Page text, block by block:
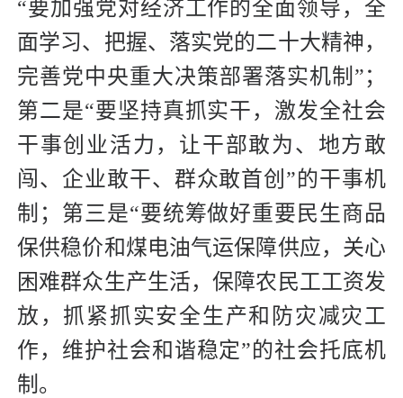
“要加强党对经济工作的全面领导，全
面学习、把握、落实党的二十大精神，
完善党中央重大决策部署落实机制”；
第二是“要坚持真抓实干，激发全社会
干事创业活力，让干部敢为、地方敢
闯、企业敢干、群众敢首创”的干事机
制；第三是“要统筹做好重要民生商品
保供稳价和煤电油气运保障供应，关心
困难群众生产生活，保障农民工工资发
放，抓紧抓实安全生产和防灾减灾工
作，维护社会和谐稳定”的社会托底机
制。